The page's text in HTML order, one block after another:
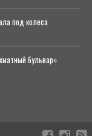
под колеса
бульвар»